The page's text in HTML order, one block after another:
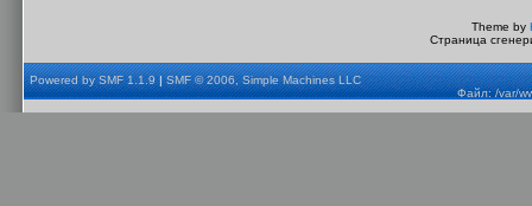
Theme by
Страница
Powered by SMF 1.1.9|SMF © 2006, Simple Machines LLC
Файл: /var/